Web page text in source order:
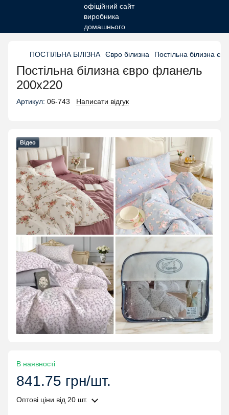
ПОСТІЛЬНА БІЛІЗНА Євро білизна Постільна білизна
Постільна білизна євро фланель
200х220
Артикул: 06-743 Написати відгук
Відео
В наявності
841.75 грн/шт.
Оптові ціни від 20 шт.